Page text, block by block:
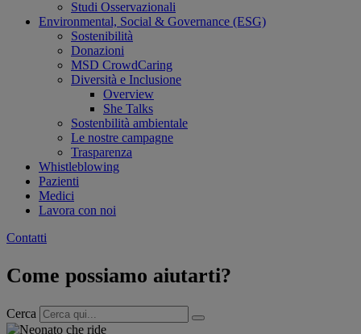
Studi Osservazionali
Environmental, Social & Governance (ESG)
Sostenibilità
Donazioni
MSD CrowdCaring
Diversità e Inclusione
Overview
She Talks
Sostenbilità ambientale
Le nostre campagne
Trasparenza
Whistleblowing
Pazienti
Medici
Lavora con noi
Contatti
Come possiamo aiutarti?
Cerca